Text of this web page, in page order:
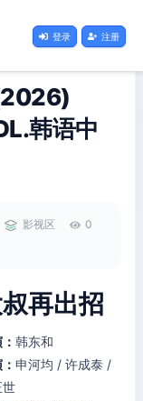
登录 注册
韩语中
影视区
0
再出招
韩东和
申河均 / 许成泰 /
世